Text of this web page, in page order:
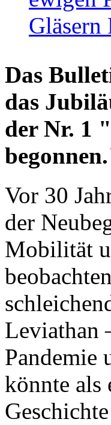
Gläsern
Das
das
der Nr. 1
Vor 30
der
Mobilität
Leviathan
könnte als